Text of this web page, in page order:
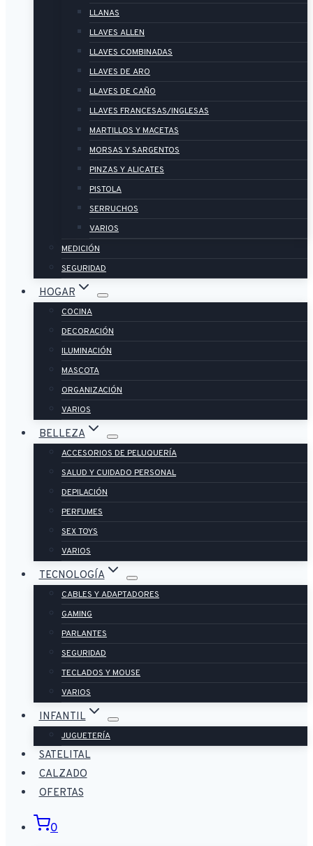
LLANAS
LLAVES ALLEN
LLAVES COMBINADAS
LLAVES DE ARO
LLAVES DE CAÑO
LLAVES FRANCESAS/INGLESAS
MARTILLOS Y MACETAS
MORSAS Y SARGENTOS
PINZAS Y ALICATES
PISTOLA
SERRUCHOS
VARIOS
MEDICIÓN
SEGURIDAD
HOGAR
COCINA
DECORACIÓN
ILUMINACIÓN
MASCOTA
ORGANIZACIÓN
VARIOS
BELLEZA
ACCESORIOS DE PELUQUERÍA
SALUD Y CUIDADO PERSONAL
DEPILACIÓN
PERFUMES
SEX TOYS
VARIOS
TECNOLOGÍA
CABLES Y ADAPTADORES
GAMING
PARLANTES
SEGURIDAD
TECLADOS Y MOUSE
VARIOS
INFANTIL
JUGUETERÍA
SATELITAL
CALZADO
OFERTAS
0